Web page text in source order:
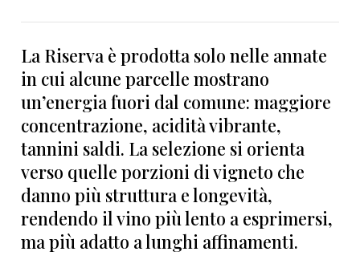
La Riserva è prodotta solo nelle annate
in cui alcune parcelle mostrano
un’energia fuori dal comune: maggiore
concentrazione, acidità vibrante,
tannini saldi. La selezione si orienta
verso quelle porzioni di vigneto che
danno più struttura e longevità,
rendendo il vino più lento a esprimersi,
ma più adatto a lunghi affinamenti.